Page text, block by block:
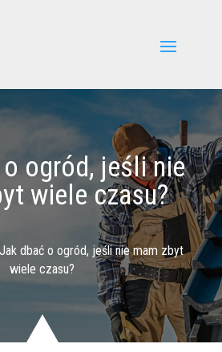
ogród, jeśli nie
wiele czasu?
Jak dbać o ogród, jeśli nie mam zbyt
wiele czasu?